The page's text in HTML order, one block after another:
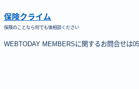
保険クライム
保険のことなら何でも後相談ください
WEBTODAY MEMBERSに関するお問合せは